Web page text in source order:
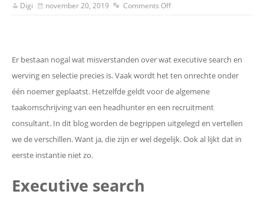
Digi november 20, 2019 Comments Off
Er bestaan nogal wat misverstanden over wat executive search en
werving en selectie precies is. Vaak wordt het ten onrechte onder
één noemer geplaatst. Hetzelfde geldt voor de algemene
taakomschrijving van een headhunter en een recruitment
consultant. In dit blog worden de begrippen uitgelegd en vertellen
we de verschillen. Want ja, die zijn er wel degelijk. Ook al lijkt dat in
eerste instantie niet zo.
Executive search